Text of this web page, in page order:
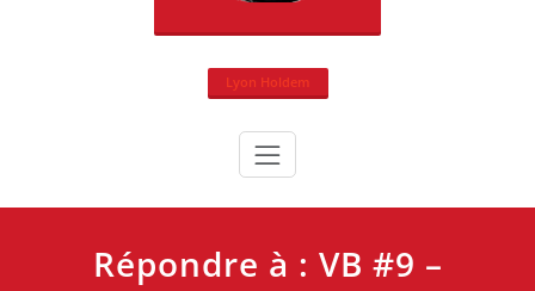
Lyon Holdem
Répondre à : VB #9 –